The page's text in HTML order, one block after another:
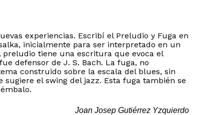
experiencias. Escribí el Preludio y Fuga en
inicialmente para ser interpretado en un
tiene una escritura que evoca el
defensor de J. S. Bach. La fuga, no
construido sobre la escala del blues, sin
el swing del jazz. Esta fuga también se
Joan Josep Gutiérrez Yzquierdo